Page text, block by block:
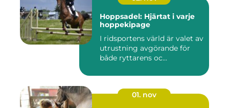
Hoppsadel: Hjärtat i varje
hoppekipage
I ridsportens värld är valet av
utrustning avgörande för
både ryttarens oc...
01. nov